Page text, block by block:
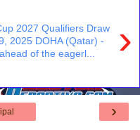
›
2027 Qualifiers Draw
2025 DOHA (Qatar) -
of the eagerl...
›